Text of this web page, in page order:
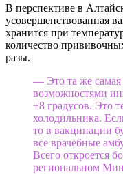
В перспективе в
усовершенствованная
хранится при
количество
разы.
— Это та же самая
возможностями
+8 градусов. Это
холодильника.
то в вакцинации
все врачебные
Всего откроется
региональном